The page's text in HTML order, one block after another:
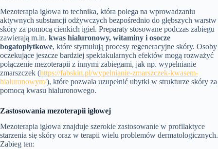
Mezoterapia igłowa to technika, która polega na wprowadzaniu
aktywnych substancji odżywczych bezpośrednio do głębszych warstw
skóry za pomocą cienkich igieł. Preparaty stosowane podczas zabiegu
zawierają m.in. kwas hialuronowy, witaminy i osocze
bogatopłytkowe, które stymulują procesy regeneracyjne skóry. Osoby
oczekujące jeszcze bardziej spektakularnych efektów mogą rozważyć
połączenie mezoterapii z innymi zabiegami, jak np. wypełnianie
zmarszczek (https://fabskin.pl/wypelnianie-zmarszczek-kwasem-
hialuronowym/), które pozwala uzupełnić ubytki w strukturze skóry za
pomocą kwasu hialuronowego.
Zastosowania mezoterapii igłowej
Mezoterapia igłowa znajduje szerokie zastosowanie w profilaktyce
starzenia się skóry oraz w terapii wielu problemów dermatologicznych.
Zabieg ten: